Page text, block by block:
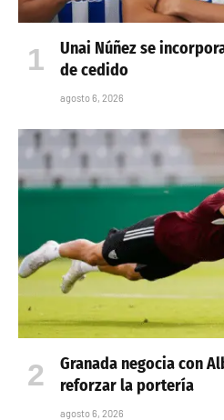
Unai Núñez se
de cedido
agosto 6, 2026
Granada negocia con
reforzar la portería
agosto 6, 2026